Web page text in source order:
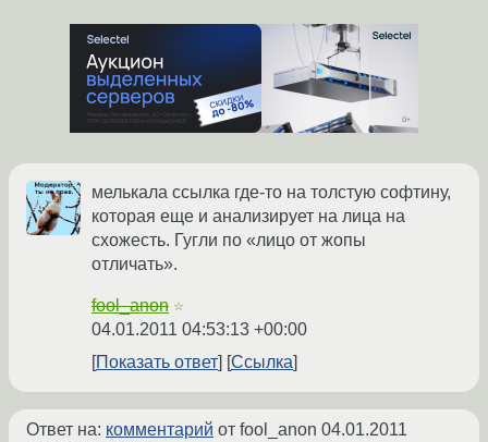
мелькала ссылка где-то на толстую софтину,
которая еще и анализирует на лица на
схожесть. Гугли по «лицо от жопы
отличать».
fool_anon ☆
04.01.2011 04:53:13 +00:00
Показать ответ
Ссылка
Ответ на: комментарий от fool_anon 04.01.2011